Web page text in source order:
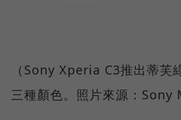
（Sony Xperia C3推出蒂芙
三種顏色。照片來源：Sony